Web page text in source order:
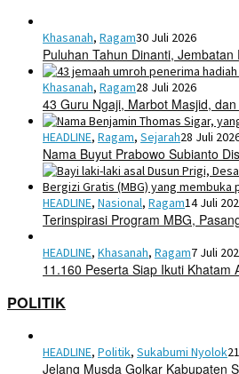
Khasanah, Ragam30 Juli 2026
Puluhan Tahun Dinanti,
Khasanah, Ragam28 Juli 2026
43 Guru Ngaji, Marbot Masjid,
HEADLINE, Ragam, Sejarah28 Juli
Nama Buyut Prabowo Subianto
HEADLINE, Nasional, Ragam14 Juli
Terinspirasi Program MBG,
HEADLINE, Khasanah, Ragam7 Juli
11.160 Peserta Siap Ikuti Khatam
POLITIK
HEADLINE, Politik, Sukabumi Nyolok
Jelang Musda Golkar Kabupaten